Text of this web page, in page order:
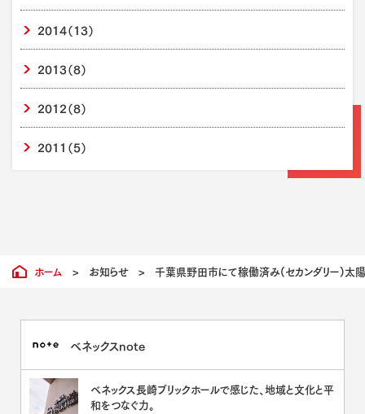
2014（13）
2013（8）
2012（8）
2011 （5）
ホーム > お知らせ > 千葉県野田市にて稼働済み(セカンダリー)太
ベネックスnote
ベネックス長崎ブリックホールで感じた、地域と文化と平
和をつなぐ力。